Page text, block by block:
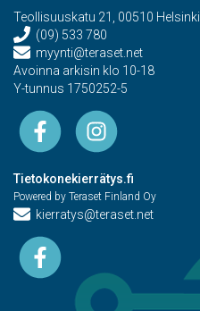
Teollisuuskatu 21, 00510 Helsinki
(09) 533 780
myynti@teraset.net
Avoinna arkisin klo 10-18
Y-tunnus 1750252-5
Tietokonekierrätys.fi
Powered by Teraset Finland Oy
kierratys@teraset.net